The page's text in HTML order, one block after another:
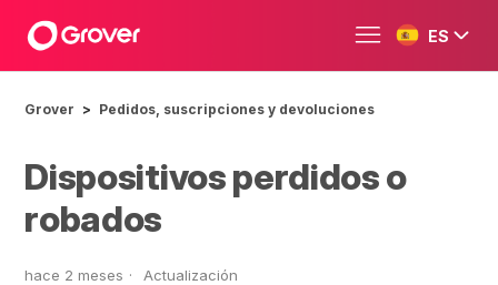
ES
Grover Pedidos, suscripciones y devoluciones
Dispositivos perdidos o
robados
hace 2 meses Actualización